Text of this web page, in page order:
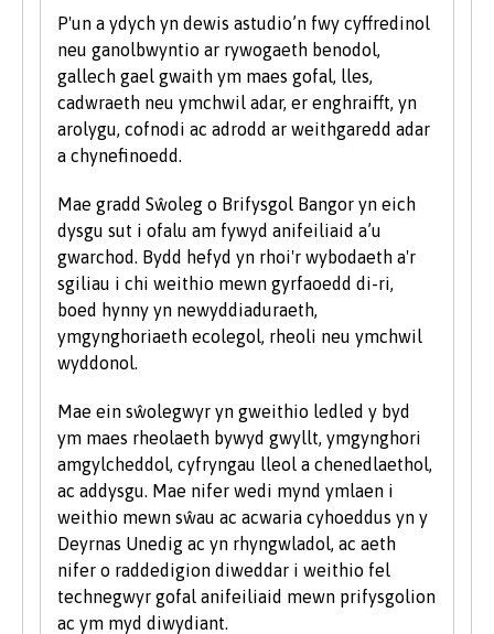
ychwanegol yn cael eu gosod - bydd y rhain
wedi eu nodi'n glir yn y gofynion mynediad
cwrs-benodol. Am eglurhad manwl o bwyntiau
tariff UCAS, ewch i
www.ucas.com.
Mae angen i bob myfyriwr feddu ar sgiliau
sylfaenol da ac mae'r Brifysgol hefyd yn gweld
gwerth mewn sgiliau TG a chyfathrebu.
Rydym yn derbyn myfyrwyr â phob math o
gymwysterau, profiadau a chefndiroedd ac yn
ystyried pob cais yn unigol. Fel rhan o bolisi’r
Brifysgol, rydym yn ystyried ceisiadau gan
ddarpar fyfyrwyr anabl ar yr un sail â phob
myfyriwr arall.
Rydym hefyd yn ystyried ceisiadau gan
ddysgwyr hŷn sydd â chymwysterau ansafonol
a/neu brofiad gwaith a all ddangos y
cymhelliant a'r ymrwymiad i astudio ar raglen
prifysgol. Rydym yn cofrestru nifer sylweddol o
fyfyrwyr hŷn bob blwyddyn. I gael rhagor o
wybodaeth am astudio fel myfyriwr hŷn, ewch
i’n hadran Astudio ym Mangor ar y wefan.
P'un a ydych yn dewis astudio’n fwy cyffredinol
neu ganolbwyntio ar rywogaeth benodol,
gallech gael gwaith ym maes gofal, lles,
cadwraeth neu ymchwil adar, er enghraifft, yn
arolygu, cofnodi ac adrodd ar weithgaredd adar
a chynefinoedd.
Mae gradd Sŵoleg o Brifysgol Bangor yn eich
dysgu sut i ofalu am fywyd anifeiliaid a’u
gwarchod. Bydd hefyd yn rhoi'r wybodaeth a'r
sgiliau i chi weithio mewn gyrfaoedd di-ri,
boed hynny yn newyddiaduraeth,
ymgynghoriaeth ecolegol, rheoli neu ymchwil
wyddonol.
Mae ein sŵolegwyr yn gweithio ledled y byd
ym maes rheolaeth bywyd gwyllt, ymgynghori
amgylcheddol, cyfryngau lleol a chenedlaethol,
ac addysgu. Mae nifer wedi mynd ymlaen i
weithio mewn sŵau ac acwaria cyhoeddus yn y
Deyrnas Unedig ac yn rhyngwladol, ac aeth
nifer o raddedigion diweddar i weithio fel
technegwyr gofal anifeiliaid mewn prifysgolion
ac ym myd diwydiant.